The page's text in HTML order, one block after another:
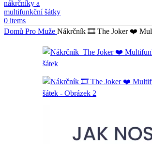
0 items
Domů Pro Muže Nákrčník 🎞️ The Joker ❤️